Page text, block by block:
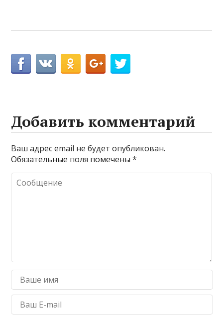
Добавить комментарий
Ваш адрес email не будет опубликован.
Обязательные поля помечены*